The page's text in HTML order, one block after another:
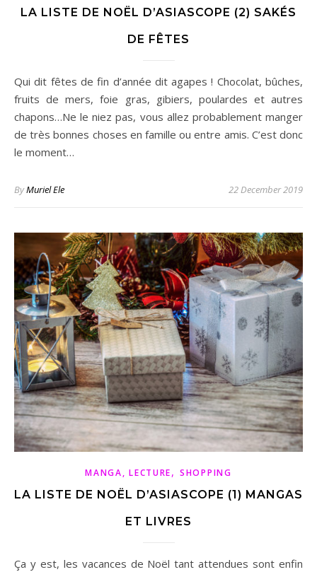
LA LISTE DE NOËL D’ASIASCOPE (2) SAKÉS
DE FÊTES
Qui dit fêtes de fin d’année dit agapes ! Chocolat, bûches,
fruits de mers, foie gras, gibiers, poulardes et autres
chapons…Ne le niez pas, vous allez probablement manger
de très bonnes choses en famille ou entre amis. C’est donc
le moment…
ByMuriel Ele 22 December 2019
MANGA, LECTURE,SHOPPING
LA LISTE DE NOËL D’ASIASCOPE (1) MANGAS
ET LIVRES
Ça y est, les vacances de Noël tant attendues sont enfin